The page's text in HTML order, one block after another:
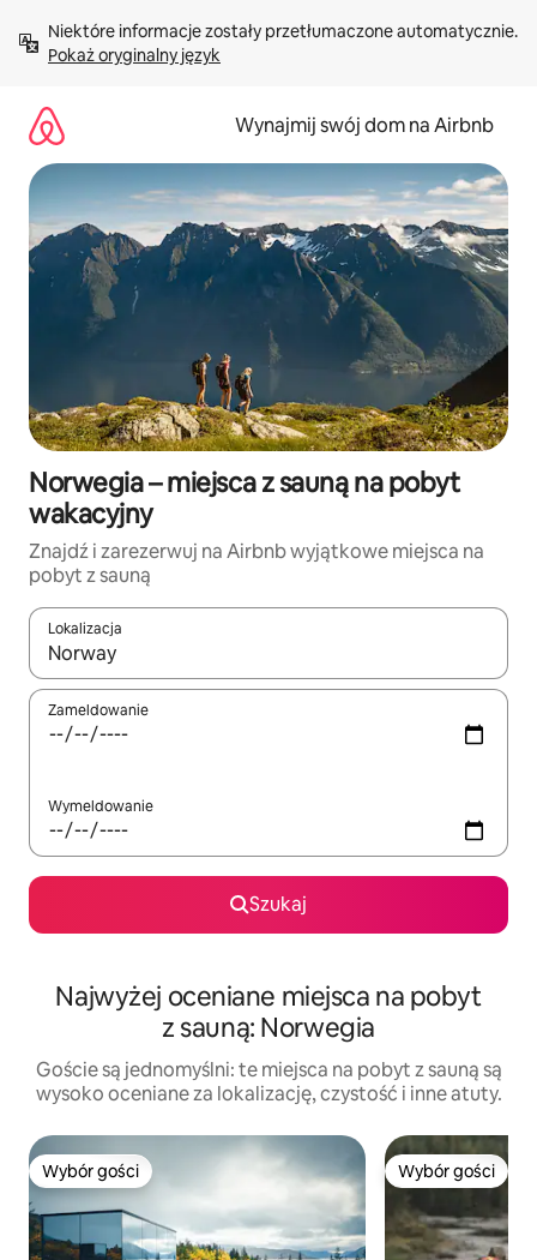
treści Pokaż oryginalny język
Wynajmij swój dom na Airbnb
Norwegia – miejsca z sauną na pobyt
wakacyjny
Znajdź i zarezerwuj na Airbnb wyjątkowe miejsca na
pobyt z sauną
Lokalizacja
Gdy wyniki będą dostępne, możesz poruszać się po nich za
Zameldowanie
Wymeldowanie
Szukaj
Najwyżej oceniane miejsca na pobyt
z sauną: Norwegia
Goście są jednomyślni: te miejsca na pobyt z sauną są
wysoko oceniane za lokalizację, czystość i inne atuty.
Wybór gości
Wybór gości Wybór gości
Wybór gości